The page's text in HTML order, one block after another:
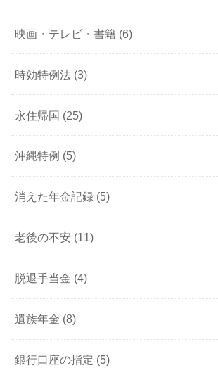
映画・テレビ・書籍 (6)
時効特例法 (3)
永住帰国 (25)
沖縄特例 (5)
消えた年金記録 (5)
老後の不安 (11)
脱退手当金 (4)
遺族年金 (8)
銀行口座の指定 (5)